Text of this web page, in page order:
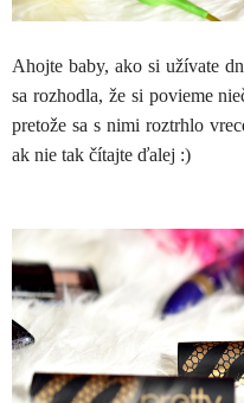
Ahojte baby, ako si užívate
sa rozhodla, že si povieme
pretože sa s nimi roztrhlo
ak nie tak čítajte ďalej :)